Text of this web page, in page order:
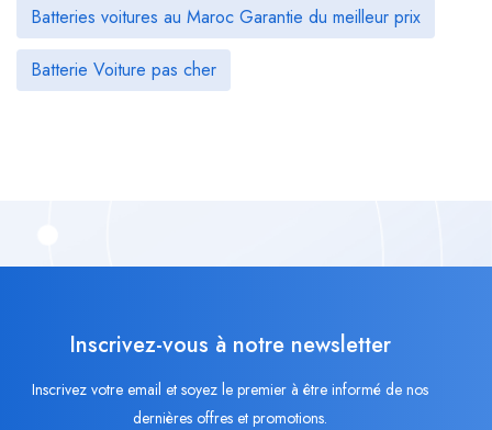
Batteries voitures au Maroc Garantie du meilleur prix
Batterie Voiture pas cher
Inscrivez-vous à notre newsletter
Inscrivez votre email et soyez le premier à être informé de nos
dernières offres et promotions.